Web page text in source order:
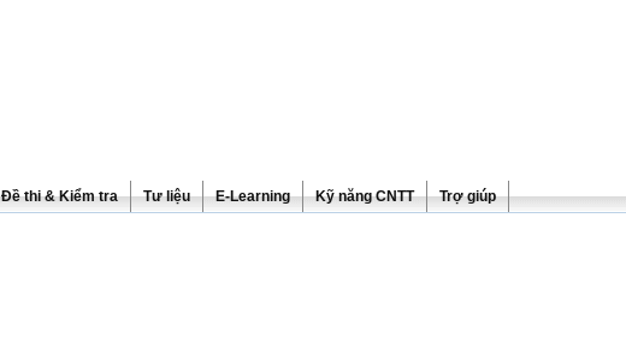
Đề thi & Kiểm tra Tư liệu E-Learning Kỹ năng CNTT Trợ giúp